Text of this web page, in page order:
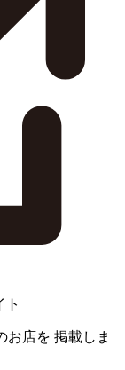
ト
お店を 掲載しま